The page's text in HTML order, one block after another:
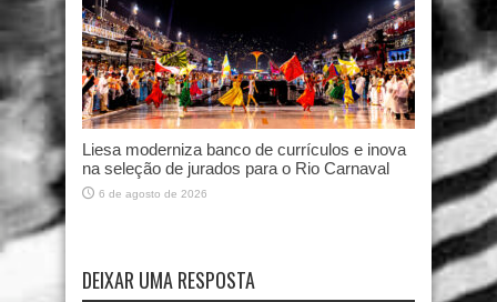
Liesa moderniza banco de currículos e inova
na seleção de jurados para o Rio Carnaval
6 de agosto de 2026
DEIXAR UMA RESPOSTA